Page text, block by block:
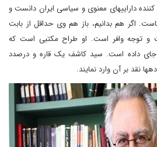
داراییهای معنوی و سیاسی ایران دانست و
اگر هم بدانیم، باز هم وی حداقل از بابت
و توجه وافر است. او طراح مکتبی است که
داده است. سید کاشف یک قاره و درصدد
نقد بر آن وارد نمایند.